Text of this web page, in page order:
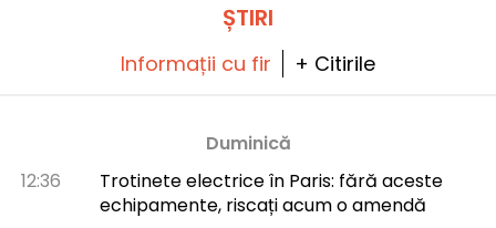
ȘTIRI
Informații cu fir + Citirile
Duminică
12:36
Trotinete electrice în Paris: fără aceste
echipamente, riscați acum o amendă